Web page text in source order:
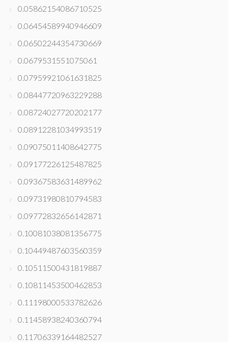
0.05862154086710525
0.06454589940946609
0.06502244354730669
0.0679531551075061
0.07959921061631825
0.08447720963229288
0.08724027720202177
0.08912281034993519
0.09075011408642775
0.09177226125487825
0.09367583631489962
0.09731980810794583
0.09772832656142871
0.10081038081356775
0.10449487603560359
0.10511500431819887
0.10811453500462853
0.11198000533782626
0.11458938240360794
0.11706339164482527